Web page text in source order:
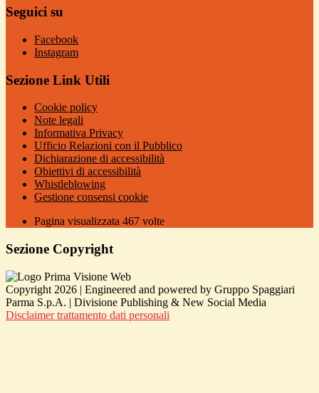
Seguici su
Facebook
Instagram
Sezione Link Utili
Cookie policy
Note legali
Informativa Privacy
Ufficio Relazioni con il Pubblico
Dichiarazione di accessibilità
Obiettivi di accessibilità
Whistleblowing
Gestione consensi cookie
Pagina visualizzata 467 volte
Sezione Copyright
Copyright 2026 | Engineered and powered by Gruppo Spaggiari
Parma S.p.A. | Divisione Publishing & New Social Media
Disclaimer trattamento dati personali